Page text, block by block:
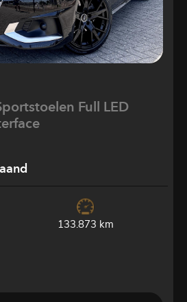
Full LED
133.873 km